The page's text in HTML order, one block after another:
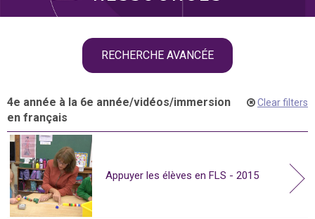
RECHERCHE AVANCÉE
4e année à la 6e année/vidéos/immersion
en français
Clear filters
Appuyer les élèves en FLS - 2015